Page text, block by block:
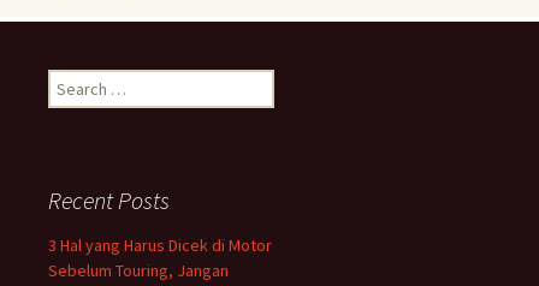
Search
for:
Recent Posts
3 Hal yang Harus Dicek di Motor
Sebelum Touring, Jangan